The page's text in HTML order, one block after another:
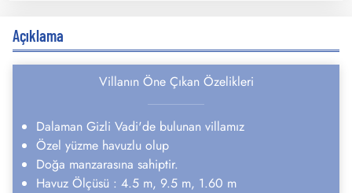
Açıklama
Villanın Öne Çıkan Özelikleri
Dalaman Gizli Vadi'de bulunan villamız
Özel yüzme havuzlu olup
Doğa manzarasına sahiptir.
Havuz Ölçüsü : 4.5 m, 9.5 m, 1.60 m